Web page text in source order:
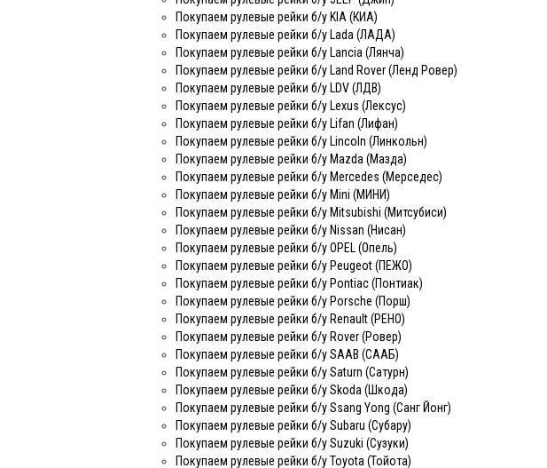
Покупаем рулевые рейки б/у KIA (КИА)
Покупаем рулевые рейки б/у Lada (ЛАДА)
Покупаем рулевые рейки б/у Lancia (Лянча)
Покупаем рулевые рейки б/у Land Rover (Ленд Ровер)
Покупаем рулевые рейки б/у LDV (ЛДВ)
Покупаем рулевые рейки б/у Lexus (Лексус)
Покупаем рулевые рейки б/у Lifan (Лифан)
Покупаем рулевые рейки б/у Lincoln (Линкольн)
Покупаем рулевые рейки б/у Mazda (Мазда)
Покупаем рулевые рейки б/у Mercedes (Мерседес)
Покупаем рулевые рейки б/у Mini (МИНИ)
Покупаем рулевые рейки б/у Mitsubishi (Митсубиси)
Покупаем рулевые рейки б/у Nissan (Нисан)
Покупаем рулевые рейки б/у OPEL (Опель)
Покупаем рулевые рейки б/у Peugeot (ПЕЖО)
Покупаем рулевые рейки б/у Pontiac (Понтиак)
Покупаем рулевые рейки б/у Porsche (Порш)
Покупаем рулевые рейки б/у Renault (РЕНО)
Покупаем рулевые рейки б/у Rover (Ровер)
Покупаем рулевые рейки б/у SAAB (СААБ)
Покупаем рулевые рейки б/у Saturn (Сатурн)
Покупаем рулевые рейки б/у Skoda (Шкода)
Покупаем рулевые рейки б/у Ssang Yong (Санг Йонг)
Покупаем рулевые рейки б/у Subaru (Субару)
Покупаем рулевые рейки б/у Suzuki (Сузуки)
Покупаем рулевые рейки б/у Toyota (Тойота)